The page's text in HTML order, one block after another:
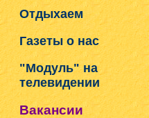
Отдыхаем
Газеты о нас
"Модуль" на
телевидении
Вакансии